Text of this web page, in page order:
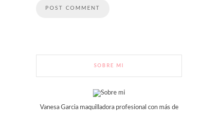
SOBRE MI
Vanesa Garcia maquilladora profesional con más de